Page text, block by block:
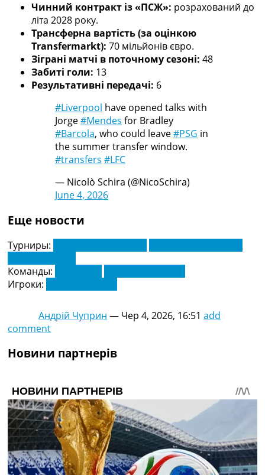
Чинний контракт із «ПСЖ»: розрахований до
літа 2028 року.
Трансферна вартість (за оцінкою
Transfermarkt): 70 мільйонів євро.
Зіграні матчі в поточному сезоні: 48
Забиті голи: 13
Результативні передачі: 6
#Liverpool have opened talks with
Jorge#Mendes for Bradley
#Barcola, who could leave#PSG in
the summer transfer window.
#transfers #LFC
— Nicolò Schira (@NicoSchira)
June 4, 2026
Еще новости
Турниры:
Команды:
Игроки:
Андрій Чуприн — Чер 4, 2026, 16:51 add
comment
Новини партнерів